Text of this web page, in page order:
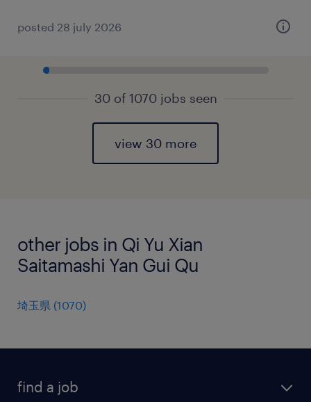
posted 28 july 2026
30 of 1070 jobs seen
view 30 more
other jobs in Qi Yu Xian
Saitamashi Yan Gui Qu
埼玉県 (1070)
find a job